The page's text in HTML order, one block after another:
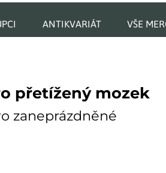
ANTIKVARIÁT VŠE
přetížený mozek
zaneprázdněné